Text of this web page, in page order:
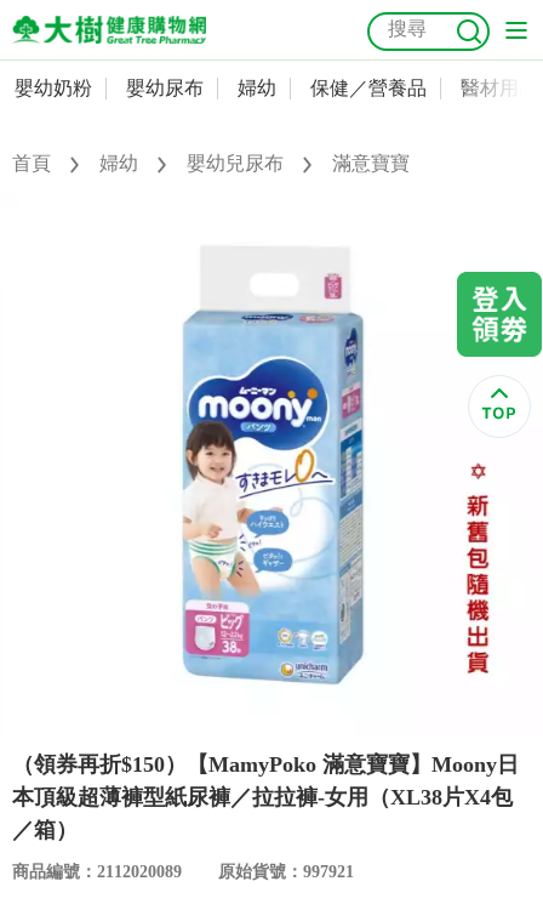
嬰幼奶粉
嬰幼尿布
優惠活動
關於我們
抗菌 尿布 大樹獨家 益生菌 魚油 幼兒米餅
會員資料及密碼修改
常用收件人清單
嬰幼奶粉 嬰幼尿布 婦幼 保健／營養品 醫材用品
首頁 婦幼 嬰幼兒尿布 滿意寶寶
（領券再折$150）【MamyPoko 滿意寶寶】Moony日
本頂級超薄褲型紙尿褲／拉拉褲-女用（XL38片X4包
／箱）
商品編號：2112020089 原始貨號：997921